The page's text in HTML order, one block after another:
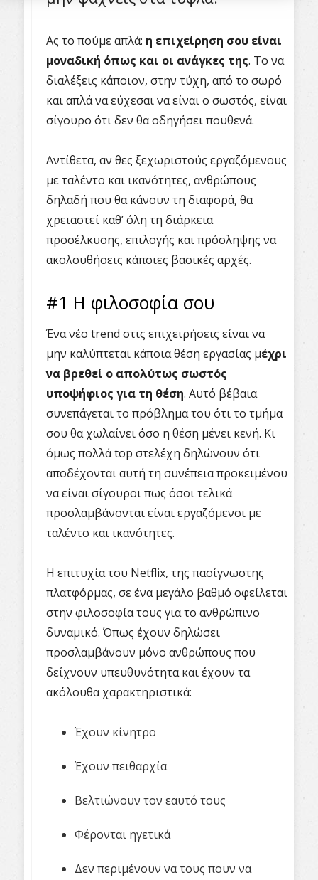
Ας το πούμε απλά: η επιχείρηση σου είναι
μοναδική όπως και οι ανάγκες της. Το να
διαλέξεις κάποιον, στην τύχη, από το σωρό
και απλά να εύχεσαι να είναι ο σωστός, είναι
σίγουρο ότι δεν θα οδηγήσει πουθενά.
Αντίθετα, αν θες ξεχωριστούς εργαζόμενους
με ταλέντο και ικανότητες, ανθρώπους
δηλαδή που θα κάνουν τη διαφορά, θα
χρειαστεί καθ’ όλη τη διάρκεια
προσέλκυσης, επιλογής και πρόσληψης να
ακολουθήσεις κάποιες βασικές αρχές.
#1 Η φιλοσοφία σου
Ένα νέο trend στις επιχειρήσεις είναι να
μην καλύπτεται κάποια θέση εργασίας μέχρι
να βρεθεί ο απολύτως σωστός
υποψήφιος για τη θέση. Αυτό βέβαια
συνεπάγεται το πρόβλημα του ότι το τμήμα
σου θα χωλαίνει όσο η θέση μένει κενή. Κι
όμως πολλά top στελέχη δηλώνουν ότι
αποδέχονται αυτή τη συνέπεια προκειμένου
να είναι σίγουροι πως όσοι τελικά
προσλαμβάνονται είναι εργαζόμενοι με
ταλέντο και ικανότητες.
Η επιτυχία του Netflix, της πασίγνωστης
πλατφόρμας, σε ένα μεγάλο βαθμό οφείλεται
στην φιλοσοφία τους για το ανθρώπινο
δυναμικό. Όπως έχουν δηλώσει
προσλαμβάνουν μόνο ανθρώπους που
δείχνουν υπευθυνότητα και έχουν τα
ακόλουθα χαρακτηριστικά:
Έχουν κίνητρο
Έχουν πειθαρχία
Βελτιώνουν τον εαυτό τους
Φέρονται ηγετικά
Δεν περιμένουν να τους πουν να